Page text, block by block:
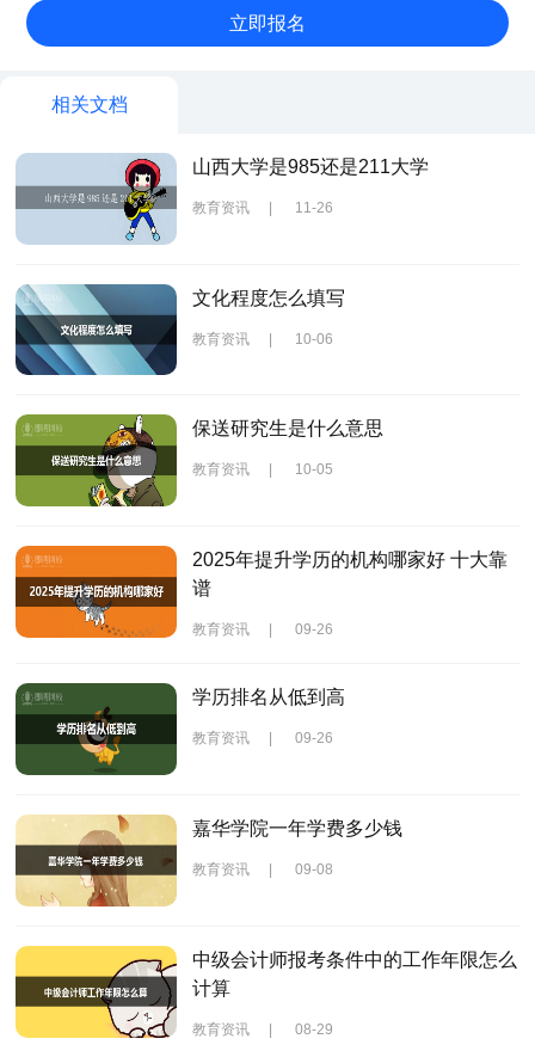
相关文档
山西大学是985还是211大学
教育资讯 | 11-26
文化程度怎么填写
教育资讯 | 10-06
保送研究生是什么意思
教育资讯 10-05
2025年提升学历的机构哪家好 十大靠
谱
教育资讯 09-26
学历排名从低到高
教育资讯 09-26
嘉华学院一年学费多少钱
教育资讯 09-08
中级会计师报考条件中的工作年限怎么
计算
教育资讯 | 08-29